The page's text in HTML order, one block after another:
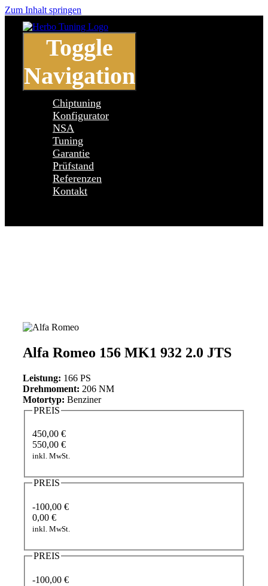
Zum Inhalt springen
Toggle
Navigation
Chiptuning
Konfigurator
NSA
Tuning
Garantie
Prüfstand
Referenzen
Kontakt
Alfa Romeo 156 MK1 932 2.0 JTS
Leistung: 166 PS
Drehmoment: 206 NM
Motortyp: Benziner
PREIS
450,00 €
550,00 €
inkl. MwSt.
PREIS
-100,00 €
0,00 €
inkl. MwSt.
PREIS
-100,00 €